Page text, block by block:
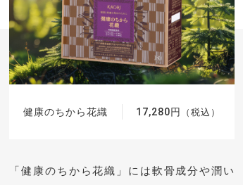
健康のちから花織 17,280円 （税込）
「健康のちから花織」には軟骨成分や潤い